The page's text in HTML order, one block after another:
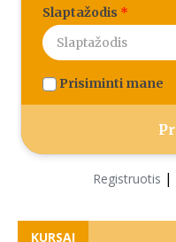
Slaptažodis *
Prisiminti mane
Registruotis |
KURSAI